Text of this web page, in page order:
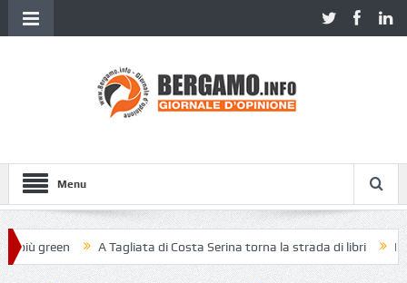
Menu
green A Tagliata di Costa Serina torna la strada di libri